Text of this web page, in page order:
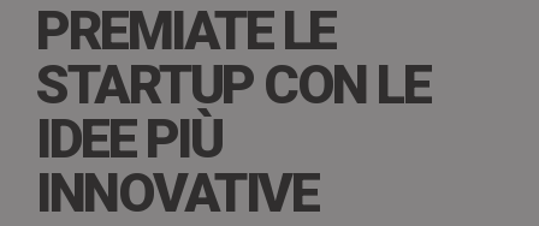
PREMIATE LE
STARTUP CON LE
IDEE PIÙ
INNOVATIVE